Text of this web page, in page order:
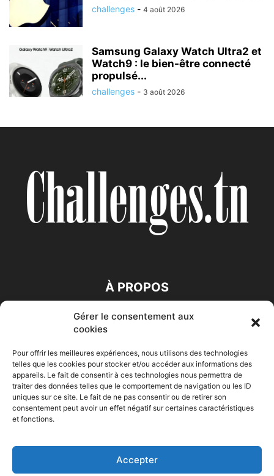
Gérer le consentement aux
cookies
Pour offrir les meilleures expériences, nous utilisons des technologies
telles que les cookies pour stocker et/ou accéder aux informations des
appareils. Le fait de consentir à ces technologies nous permettra de
traiter des données telles que le comportement de navigation ou les ID
uniques sur ce site. Le fait de ne pas consentir ou de retirer son
consentement peut avoir un effet négatif sur certaines caractéristiques
et fonctions.
Accepter
challenges - 4 août 2026
Samsung Galaxy Watch Ultra2 et
Watch9 : le bien-être connecté
propulsé...
challenges - 3 août 2026
À PROPOS
SUIVEZ NOUS
Accueil Economie Entreprises Entrepreneur Afrique
HIGH-TECH Auto-Moto